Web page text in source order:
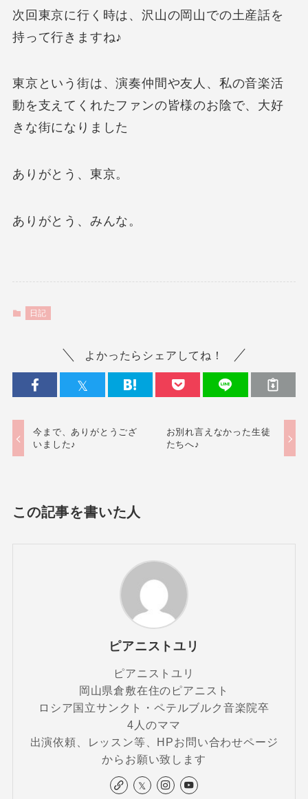
次回東京に行く時は、沢山の岡山での土産話を
持って行きますね♪
東京という街は、演奏仲間や友人、私の音楽活
動を支えてくれたファンの皆様のお陰で、大好
きな街になりました
ありがとう、東京。
ありがとう、みんな。
日記
よかったらシェアしてね！
今まで、ありがとうござ
いました♪
お別れ言えなかった生徒
たちへ♪
この記事を書いた人
ピアニストユリ
ピアニストユリ
岡山県倉敷在住のピアニスト
ロシア国立サンクト・ペテルブルク音楽院卒
4人のママ
出演依頼、レッスン等、HPお問い合わせページ
からお願い致します